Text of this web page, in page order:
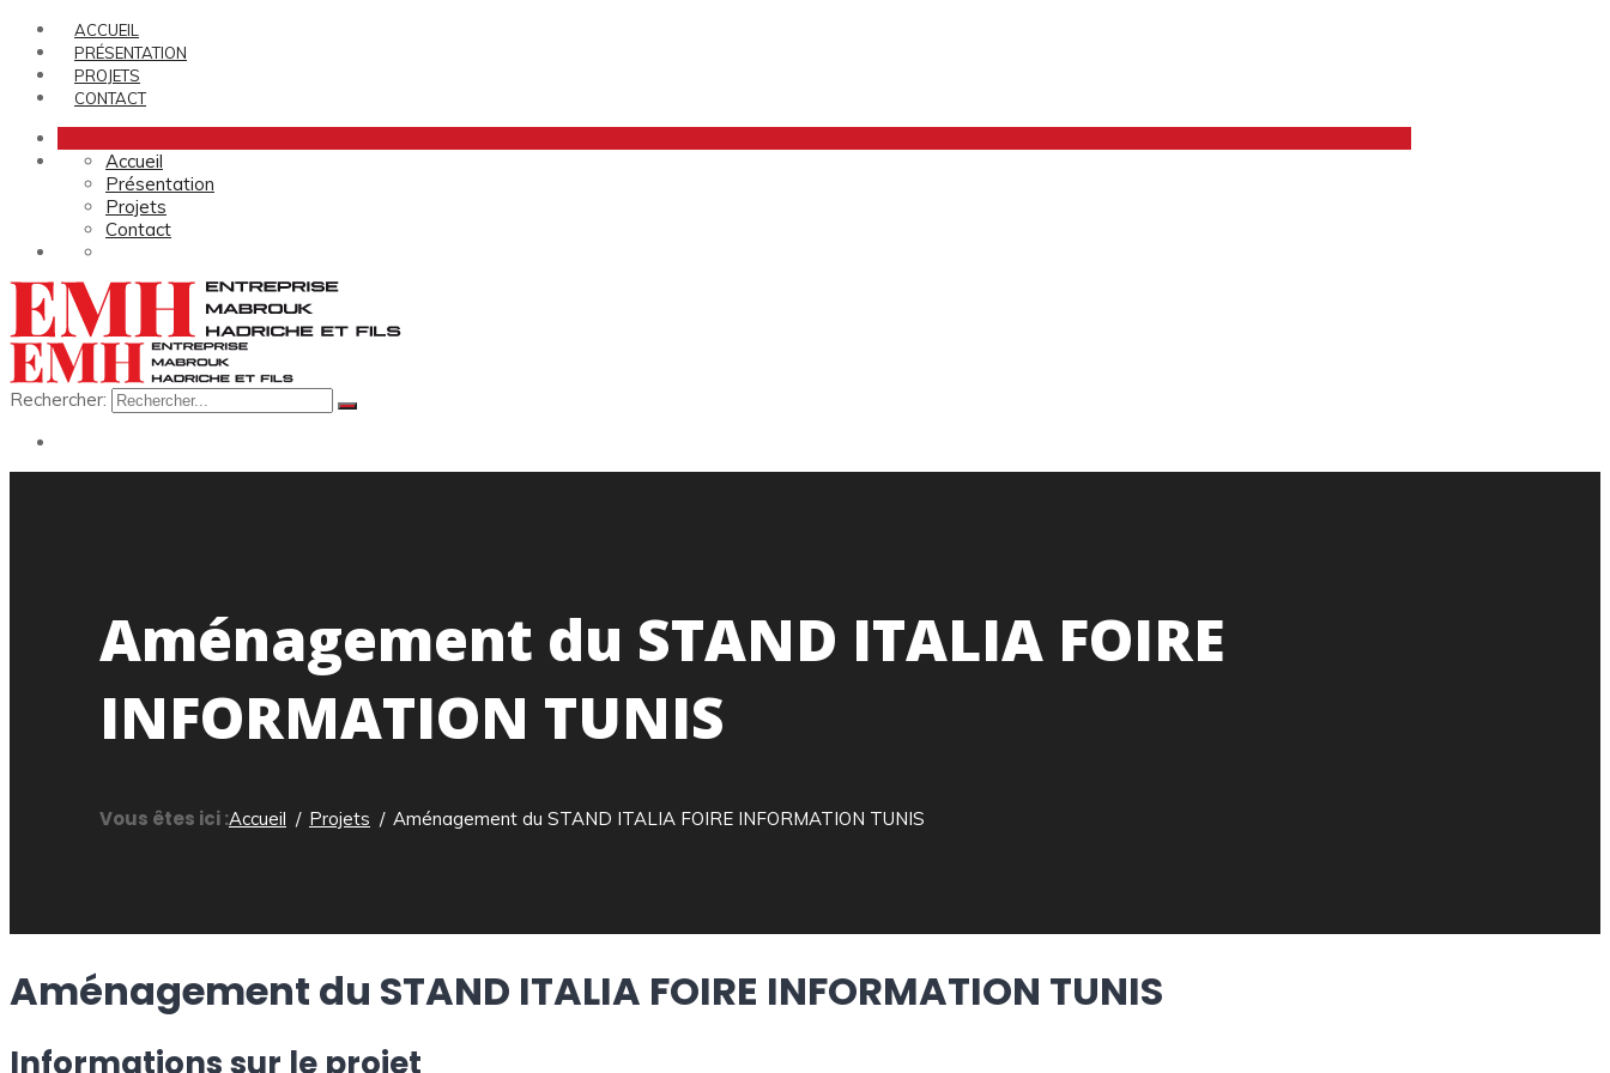
ACCUEIL
PRÉSENTATION
PROJETS
CONTACT
Accueil
Présentation
Projets
Contact
Rechercher:
Aménagement du STAND ITALIA FOIRE
INFORMATION TUNIS
Vous êtes ici :Accueil Projets Aménagement du STAND ITALIA FOIRE INFORMATION TUNIS
Aménagement du STAND ITALIA FOIRE INFORMATION TUNIS
Informations sur le projet